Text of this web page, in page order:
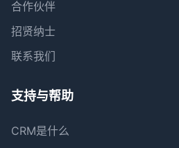
合作伙伴
招贤纳士
联系我们
支持与帮助
CRM是什么